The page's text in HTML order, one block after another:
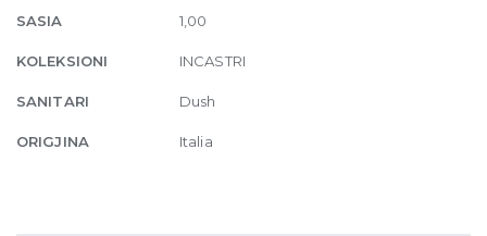
SASIA 1,00
KOLEKSIONI INCASTRI
SANITARI Dush
ORIGJINA Italia